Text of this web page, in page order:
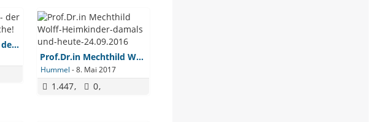
Die "Anerkennung"- der Republik und der Kirche!
Prof.Dr.in Mechthild Wolff-Heimkinder-damals und-heute-24.09.2016
Hummel -8. Mai 2017
1.447 0